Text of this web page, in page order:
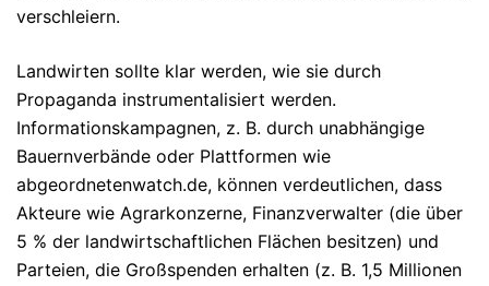
verschleiern.
Landwirten sollte klar werden, wie sie durch
Propaganda instrumentalisiert werden.
Informationskampagnen, z. B. durch unabhängige
Bauernverbände oder Plattformen wie
abgeordnetenwatch.de, können verdeutlichen, dass
Akteure wie Agrarkonzerne, Finanzverwalter (die über
5 % der landwirtschaftlichen Flächen besitzen) und
Parteien, die Großspenden erhalten (z. B. 1,5 Millionen